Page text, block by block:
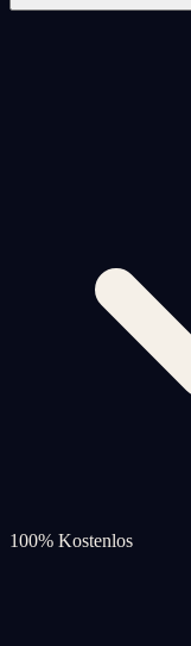
100% Kostenlos